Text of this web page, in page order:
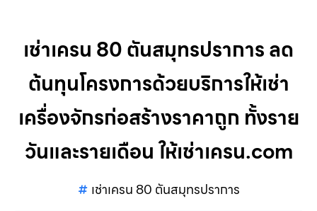
เช่าเครน 80 ตันสมุทรปราการ ลด
ต้นทุนโครงการด้วยบริการให้เช่า
เครื่องจักรก่อสร้างราคาถูก ทั้งราย
วันและรายเดือน ให้เช่าเครน.com
เช่าเครน 80 ตันสมุทรปราการ